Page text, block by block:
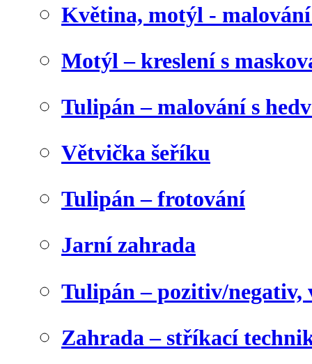
Květina, motýl -
Motýl – kreslení s
Tulipán – malování s
Větvička šeříku
Tulipán – frotování
Jarní zahrada
Tulipán – pozitiv/negativ,
Zahrada – stříkací